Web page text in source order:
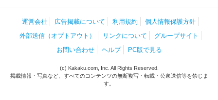
運営会社 広告掲載について 利用規約
個人情報保護方針
外部送信（オプトアウト）
リンクについて
グループサイト
お問い合わせ
ヘルプ PC版で見る
(c) Kakaku.com, Inc. All Rights Reserved.
掲載情報・写真など、すべてのコンテンツの無断複写・転載・公衆送信等を禁じま
す。